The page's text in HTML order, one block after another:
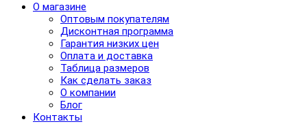
О магазине
Оптовым покупателям
Дисконтная программа
Гарантия низких цен
Оплата и доставка
Таблица размеров
Как сделать заказ
О компании
Блог
Контакты